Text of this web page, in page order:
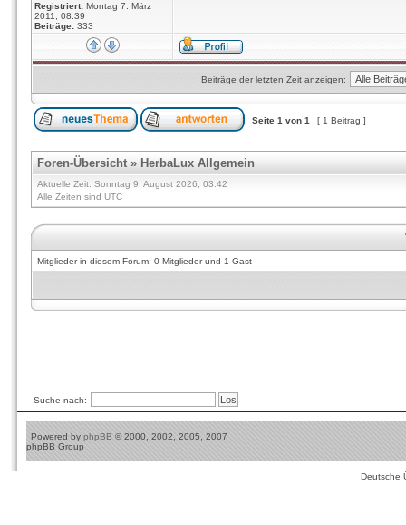
Registriert: Montag 7. März
2011, 08:39
Beiträge: 333
Beiträge der letzten Zeit anzeigen:
Seite 1 von 1 [ 1 Beitrag ]
Foren-Übersicht» HerbaLux Allgemein
Aktuelle Zeit: Sonntag 9. August 2026, 03:42
Alle Zeiten sind UTC
Mitglieder in diesem Forum: 0 Mitglieder und 1 Gast
Suche nach:
Powered by phpBB © 2000, 2002, 2005, 2007
phpBB Group
Deutsche